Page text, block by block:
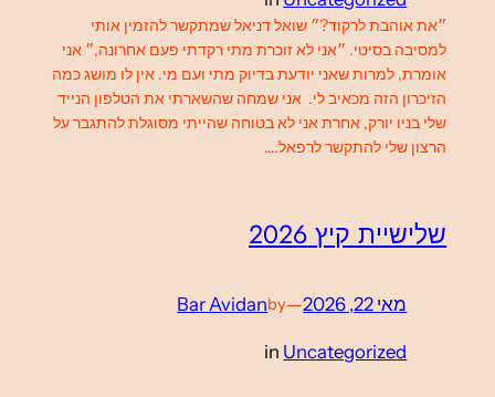
״את אוהבת לרקוד?״ שואל דניאל שמתקשר להזמין אותי
למסיבה בסיטי. ״אני לא זוכרת מתי רקדתי פעם אחרונה,״ אני
אומרת, למרות שאני יודעת בדיוק מתי ועם מי. אין לו מושג כמה
הזיכרון הזה מכאיב לי. אני שמחה שהשארתי את הטלפון הנייד
שלי בניו יורק, אחרת אני לא בטוחה שהייתי מסוגלת להתגבר על
הרצון שלי להתקשר לרפאל.…
שלישיית קיץ 2026
מאי 22, 2026 —
by
Bar Avidan
in Uncategorized